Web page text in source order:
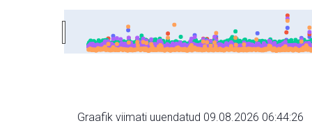
Graafik viimati uuendatud 09.08.2026 06:44:26